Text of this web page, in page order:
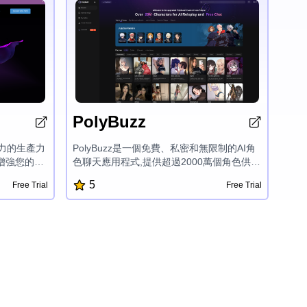
的生產力
您的工
供個性化
更多工
Free Trial
PolyBuzz
PolyBuzz是一個免費、私密和無限制的AI角
色聊天應用程式,提供超過2000萬個角色供沉
自己的AI角色,探索無限的可能性,並享受一個
安全和保密的聊天體驗,無需使用NSFW過濾
5 Free Trial